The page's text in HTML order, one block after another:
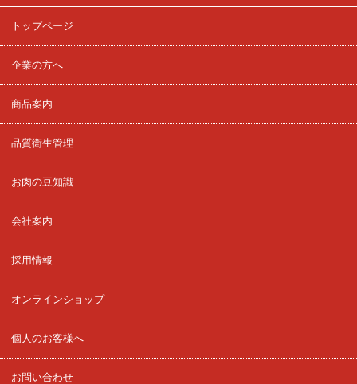
トップページ
企業の方へ
商品案内
品質衛生管理
お肉の豆知識
会社案内
採用情報
オンラインショップ
個人のお客様へ
お問い合わせ